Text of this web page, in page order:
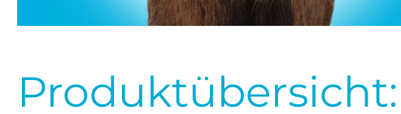
Produktübersicht: